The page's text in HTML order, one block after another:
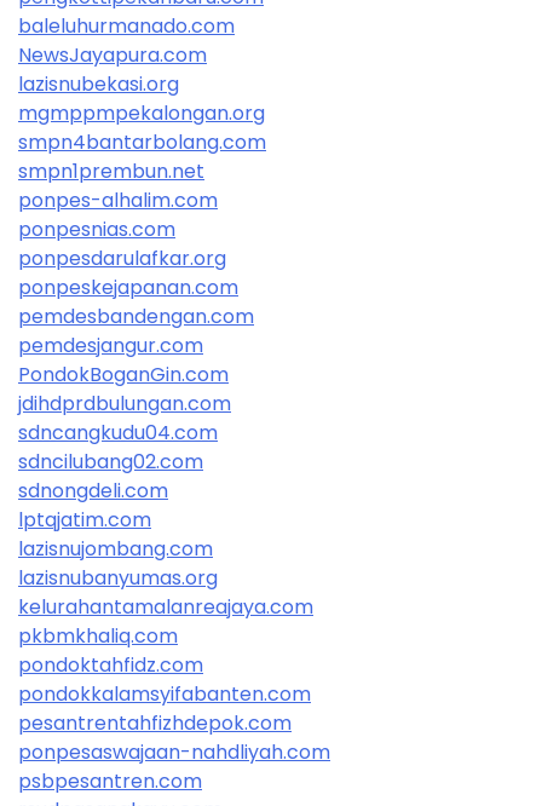
baleluhurmanado.com
NewsJayapura.com
lazisnubekasi.org
mgmppmpekalongan.org
smpn4bantarbolang.com
smpn1prembun.net
ponpes-alhalim.com
ponpesnias.com
ponpesdarulafkar.org
ponpeskejapanan.com
pemdesbandengan.com
pemdesjangur.com
PondokBoganGin.com
jdihdprdbulungan.com
sdncangkudu04.com
sdncilubang02.com
sdnongdeli.com
lptqjatim.com
lazisnujombang.com
lazisnubanyumas.org
kelurahantamalanreajaya.com
pkbmkhaliq.com
pondoktahfidz.com
pondokkalamsyifabanten.com
pesantrentahfizhdepok.com
ponpesaswajaan-nahdliyah.com
psbpesantren.com